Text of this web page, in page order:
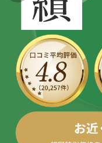
ぎっくり腰
股関節痛
五十肩
猫背・姿勢矯正
椎間板ヘルニア
よくある質問
ご予約・お問い合わせ
メディア掲載
医師・専門家の推薦
研究・論文
ブランド全体トップ（
全国の店舗一覧
池袋3院か
池袋の3
あなた